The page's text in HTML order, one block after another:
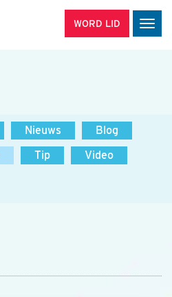
WORD LID
Nieuws
Blog
Tip
Video